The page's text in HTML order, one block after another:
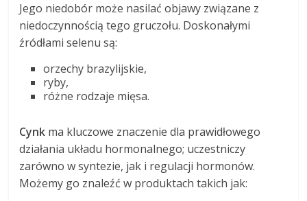
Jego niedobór może nasilać objawy związane z
niedoczynnością tego gruczołu. Doskonałymi
źródłami selenu są:
orzechy brazylijskie,
ryby,
różne rodzaje mięsa.
Cynk ma kluczowe znaczenie dla prawidłowego
działania układu hormonalnego; uczestniczy
zarówno w syntezie, jak i regulacji hormonów.
Możemy go znaleźć w produktach takich jak: